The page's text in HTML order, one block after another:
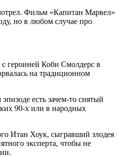
Фильм «Капитан Марвел»
но в любом случае про
героиней Коби Смолдерс в
на традиционном
есть зачем-то снятый
90-х или в народных
Итан Хоук, сыгравший злодея
эксперта, чтобы не